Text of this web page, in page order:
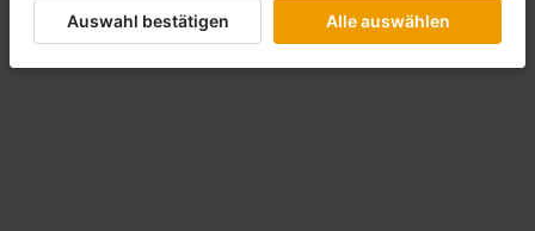
Auswahl bestätigen Alle auswählen